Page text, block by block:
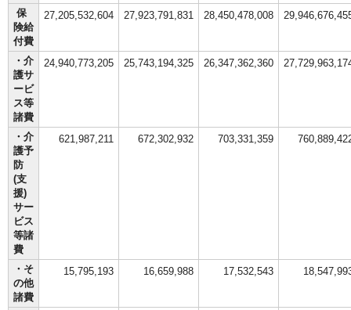
保
険給
付費
27,205,532,604 27,923,791,831 28,450,478,008
・介
護サ
ービ
ス等
諸費
24,940,773,205 25,743,194,325 26,347,362,360
・介
護予
防
(支
援)
サー
ビス
等諸
費
621,987,211 672,302,932 703,331,359
・そ
の他
諸費
15,795,193 16,659,988 17,532,543